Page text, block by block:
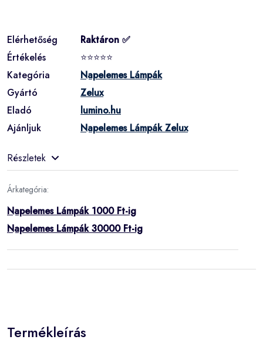
Elérhetőség
Raktáron ✅
Értékelés
⭐⭐⭐⭐⭐
Kategória
Napelemes Lámpák
Gyártó
Zelux
Eladó
lumino.hu
Ajánljuk
Napelemes Lámpák Zelux
Részletek
Árkategória:
Napelemes Lámpák 1000 Ft-ig
Napelemes Lámpák 30000 Ft-ig
Termékleírás